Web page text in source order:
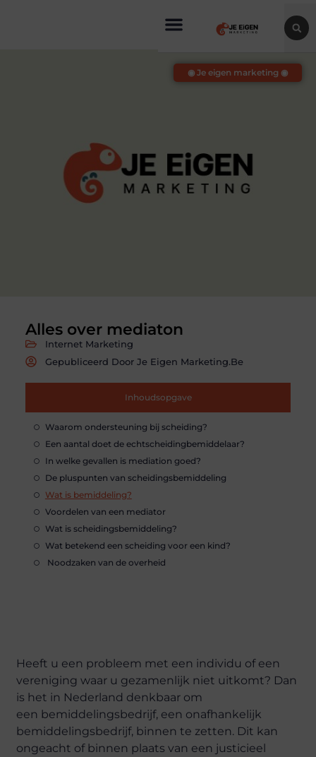
Alles over mediaton
Internet Marketing
Gepubliceerd Door Je Eigen Marketing.be
Inhoudsopgave
Waarom ondersteuning bij scheiding?
Een aantal doet de echtscheidingbemiddelaar?
In welke gevallen is mediation goed?
De pluspunten van scheidingsbemiddeling
Wat is bemiddeling?
Voordelen van een mediator
Wat is scheidingsbemiddeling?
Wat betekend een scheiding voor een kind?
Noodzaken van de overheid
◉ Je eigen marketing ◉
Heeft u een probleem met een individu of een
vereniging waar u gezamenlijk niet uitkomt? Dan
is het in Nederland denkbaar om
een bemiddelingsbedrijf, een onafhankelijk
bemiddelingsbedrijf, binnen te zetten. Dit kan
ongeacht of binnen plaats van een justicieel